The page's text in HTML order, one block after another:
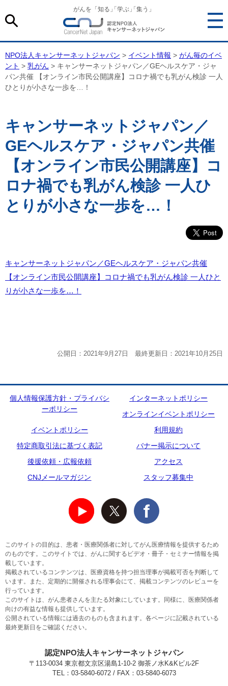
がんを「知る 「学ぶ 「集う」
NPO法人キャンサーネットジャパン > イベント情報 > がん毎のイベ
ント > 乳がん > キャンサーネットジャパン／GEヘルスケア・ジャ
パン共催 【オンライン市民公開講座】コロナ禍でも乳がん検診 一人
ひとりが小さな一歩を…！
キャンサーネットジャパン／
GEヘルスケア・ジャパン共催
【オンライン市民公開講座】コ
ロナ禍でも乳がん検診 一人ひ
とりが小さな一歩を…！
キャンサーネットジャパン／GEヘルスケア・ジャパン共催
【オンライン市民公開講座】コロナ禍でも乳がん検診 一人ひと
りが小さな一歩を…！
公開日：2021年9月27日 最終更新日：2021年10月25日
個人情報保護方針・プライバシ
ーポリシー
インターネットポリシー
オンラインイベントポリシー
イベントポリシー
利用規約
特定商取引法に基づく表記
バナー掲示について
後援依頼・広報依頼
アクセス
CNJメールマガジン
スタッフ募集中
このサイトの目的は、患者・医療関係者に対してがん医療情報を提供するため
のものです。このサイトでは、がんに関するビデオ・冊子・セミナー情報を掲
載しています。
掲載されているコンテンツは、医療資格を持つ担当理事が掲載可否を判断して
います。また、定期的に開催される理事会にて、掲載コンテンツのレビューを
行っています。
このサイトは、がん患者さんを主たる対象にしています。同様に、医療関係者
向けの有益な情報も提供しています。
公開されている情報には過去のものも含まれます。各ページに記載されている
最終更新日をご確認ください。
認定NPO法人キャンサーネットジャパン
〒113-0034 東京都文京区湯島1-10-2 御茶ノ水K&Kビル2F
TEL：03-5840-6072 / FAX：03-5840-6073